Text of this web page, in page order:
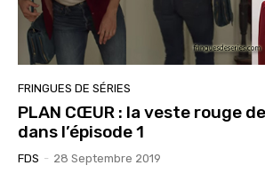
FRINGUES DE SÉRIES
PLAN CŒUR : la veste rouge
dans l’épisode 1
FDS - 28 Septembre 2019